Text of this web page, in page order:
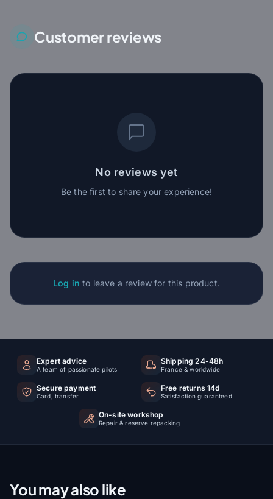
Customer reviews
No reviews yet
Be the first to share your experience!
Log in to leave a review for this product.
Expert advice
A team of passionate pilots
Shipping 24-48h
France & worldwide
Secure payment
Card, transfer
Free returns 14d
Satisfaction guaranteed
On-site workshop
Repair & reserve repacking
You may also like